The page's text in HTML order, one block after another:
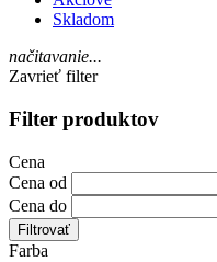
Skladom
načitavanie...
Zavrieť filter
Filter produktov
Cena
Cena od
Cena do
Filtrovať
Farba